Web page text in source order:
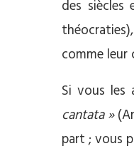
des
comme
Si vous les
cantata »
part ; vous